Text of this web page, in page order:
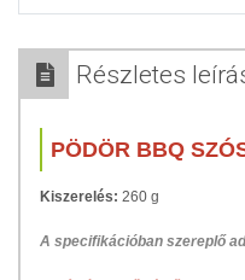
Részletes
PÖDÖR BBQ
Kiszerelés: 260 g
A specifikációban szereplő